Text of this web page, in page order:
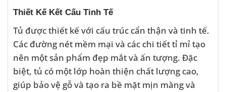
Thiết Kế Kết Cấu Tinh Tế
Tủ được thiết kế với cấu trúc cẩn thận và tinh tế.
Các đường nét mềm mại và các chi tiết tỉ mỉ tạo
nên một sản phẩm đẹp mắt và ấn tượng. Đặc
biệt, tủ có một lớp hoàn thiện chất lượng cao,
giúp bảo vệ gỗ và tạo ra bề mặt mịn màng và